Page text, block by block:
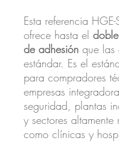
Esta referencia HGE-
ofrece hasta el
de adhesión que las
estándar. Es el
para compradores
empresas
seguridad, plantas
y sectores altamente
como clínicas y